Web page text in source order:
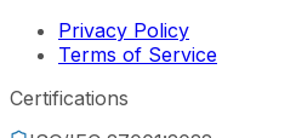
Privacy Policy
Terms of Service
Certifications